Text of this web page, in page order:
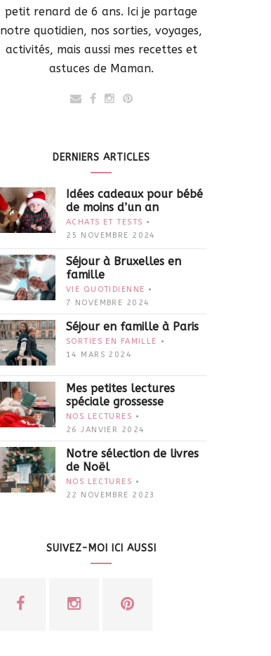
petit renard de 6 ans. Ici je partage
notre quotidien, nos sorties, voyages,
activités, mais aussi mes recettes et
astuces de Maman.
DERNIERS ARTICLES
Idées cadeaux pour bébé
de moins d’un an
ACHATS ET TESTS
25 NOVEMBRE 2024
Séjour à Bruxelles en
famille
VIE QUOTIDIENNE
7 NOVEMBRE 2024
Séjour en famille à Paris
SORTIES EN FAMILLE
14 MARS 2024
Mes petites lectures
spéciale grossesse
NOS LECTURES
26 JANVIER 2024
Notre sélection de livres
de Noël
NOS LECTURES
22 NOVEMBRE 2023
SUIVEZ-MOI ICI AUSSI